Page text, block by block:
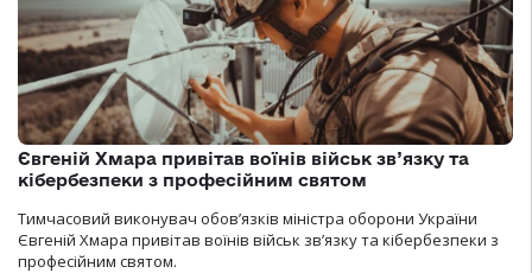
Євгеній Хмара привітав воїнів військ зв’язку та
кібербезпеки з професійним святом
Тимчасовий виконувач обов’язків міністра оборони України
Євгеній Хмара привітав воїнів військ зв’язку та кібербезпеки з
професійним святом.